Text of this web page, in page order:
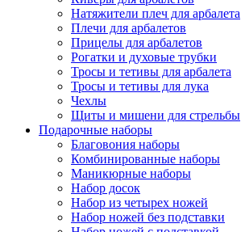
Натяжители плеч для арбалета
Плечи для арбалетов
Прицелы для арбалетов
Рогатки и духовые трубки
Тросы и тетивы для арбалета
Тросы и тетивы для лука
Чехлы
Щиты и мишени для стрельбы
Подарочные наборы
Благовония наборы
Комбинированные наборы
Маникюрные наборы
Набор досок
Набор из четырех ножей
Набор ножей без подставки